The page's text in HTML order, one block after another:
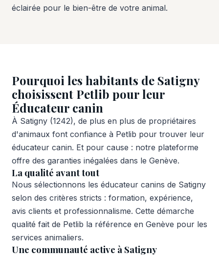
éclairée pour le bien-être de votre animal.
Pourquoi les habitants de Satigny
choisissent Petlib pour leur
Éducateur canin
À Satigny (1242), de plus en plus de propriétaires
d'animaux font confiance à Petlib pour trouver leur
éducateur canin. Et pour cause : notre plateforme
offre des garanties inégalées dans le Genève.
La qualité avant tout
Nous sélectionnons les éducateur canins de Satigny
selon des critères stricts : formation, expérience,
avis clients et professionnalisme. Cette démarche
qualité fait de Petlib la référence en Genève pour les
services animaliers.
Une communauté active à Satigny